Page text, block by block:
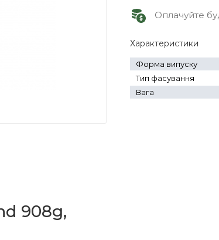
908g,
Оплачуйте
Характеристики
Форма випуску
Тип фасування
Вага